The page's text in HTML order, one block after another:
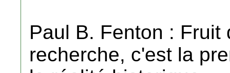
Paul B. Fenton :
recherche, c'est la